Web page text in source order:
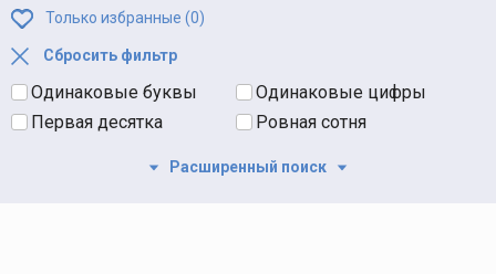
Только избранные (0)
Сбросить фильтр
Одинаковые буквы
Одинаковые цифры
Первая десятка
Ровная сотня
Расширенный поиск